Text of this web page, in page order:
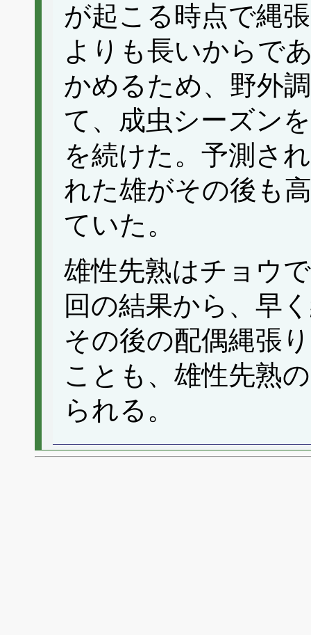
が起こる時点で縄
よりも長いからで
かめるため、野外
て、成虫シーズン
を続けた。予測さ
れた雄がその後も
ていた。
雄性先熟はチョウ
回の結果から、早
その後の配偶縄張
ことも、雄性先熟
られる。